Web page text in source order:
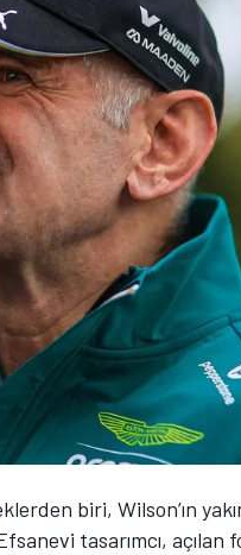
biri, Wilson’ın
tasarımcı,